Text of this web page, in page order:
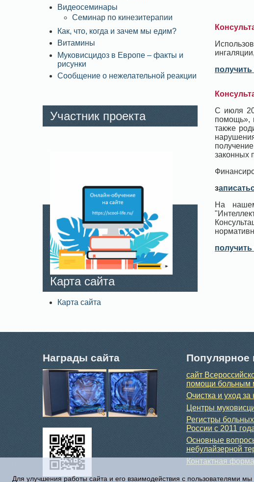
С июля
помощь»,
также
законных
з
На
Видеосеминары
Семинар по кинезитерапии
Как, что, когда и зачем мы едим?
Витамины
Муковисцидоз в Европе – факты и
рисунки
Сообщение о нежелательной реакции
Участник проекта
Карта сайта
Карта сайта
Награды сайта Популярное
сайт
помощи больным
Очистка и уход
Центры
Регистры
России с 2011
Основные
небулайзерной
Контактная форма
Для улучшения работы сайта и его взаимодействия с пользователями